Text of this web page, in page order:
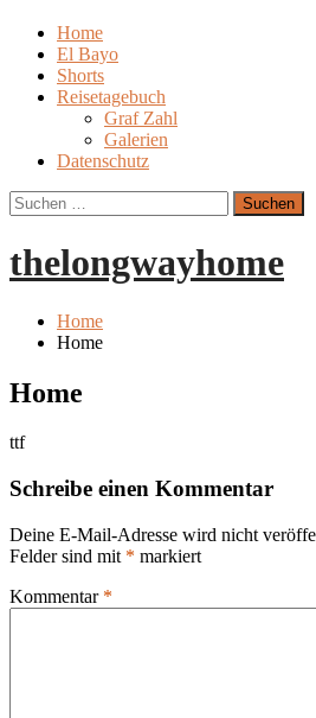
Skip
content
Menu
Home
El Bayo
Shorts
Reisetagebuch
Graf Zahl
Galerien
Datenschutz
Suchen
nach:
thelongwayhome
Home
Home
Home
ttf
Schreibe einen Kommentar
Deine E-Mail-Adresse wird nicht
Felder sind mit * markiert
Kommentar *